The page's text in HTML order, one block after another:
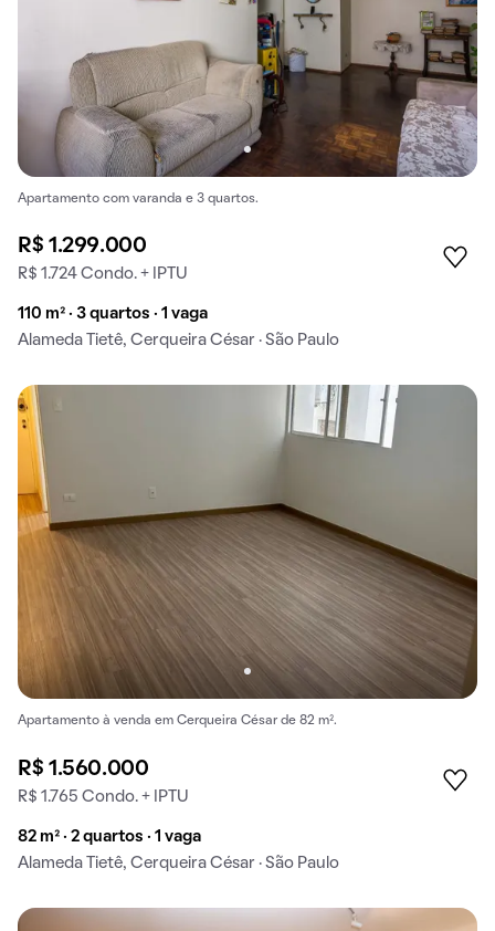
Apartamento com varanda e 3 quartos.
R$ 1.299.000
R$ 1.724 Condo. + IPTU
110 m² · 3 quartos · 1 vaga
Alameda Tietê, Cerqueira César · São Paulo
Apartamento à venda em Cerqueira César de 82 m².
R$ 1.560.000
R$ 1.765 Condo. + IPTU
82 m² · 2 quartos · 1 vaga
Alameda Tietê, Cerqueira César · São Paulo